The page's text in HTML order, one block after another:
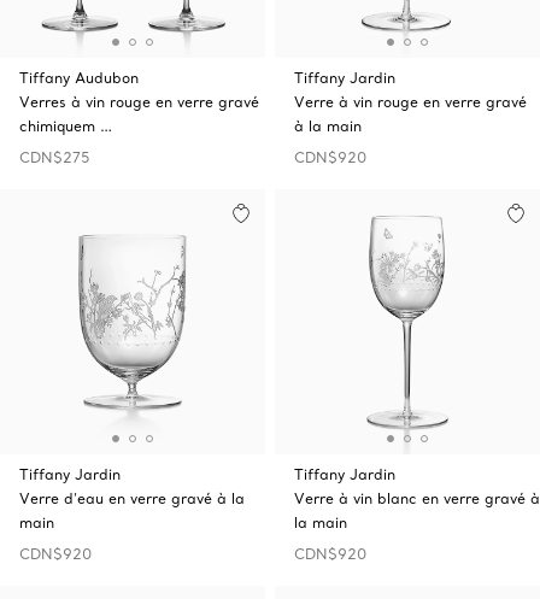
Tiffany Audubon
Verres à vin rouge en verre gravé
chimiquem …
CDN$275
Tiffany Jardin
Verre à vin rouge en verre gravé
à la main
CDN$920
Tiffany Jardin
Verre d’eau en verre gravé à la
main
CDN$920
Tiffany Jardin
Verre à vin blanc en verre gravé à
la main
CDN$920